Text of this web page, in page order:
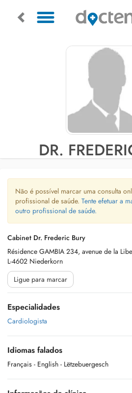
DR.
Não é possível marcar uma consulta
profissional de saúde. Tente efetuar a
outro profissional de saúde.
Cabinet Dr. Frederic Bury
Résidence GAMBIA 234, avenue de la
L-4602 Niederkorn
Ligue para marcar
Especialidades
Cardiologista
Idiomas falados
Français - English - Lëtzebuergesch